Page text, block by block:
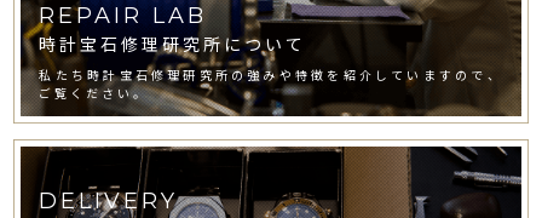
REPAIR LAB
時計宝石修理研究所について
私たち時計宝石修理研究所の強みや特徴を紹介していますので、
ご覧ください。
DELIVERY